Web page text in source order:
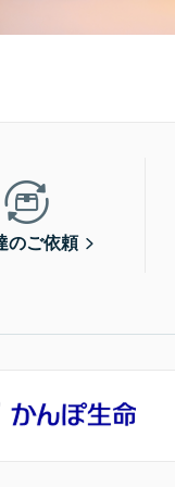
のご依頼